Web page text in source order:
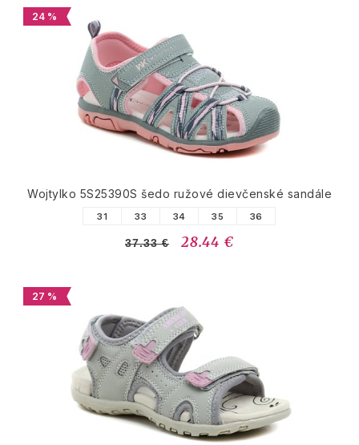
24 %
Wojtylko 5S25390S šedo ružové dievčenské sandále
31 33 34 35 36
37.33 € 28.44 €
27 %